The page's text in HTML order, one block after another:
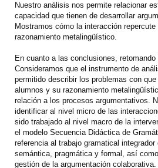
Nuestro análisis nos permite relacionar
capacidad que tienen de desarrollar
Mostramos cómo la interacción repercute
razonamiento metalingüístico.
En cuanto a las conclusiones,
Consideramos que el instrumento de
permitido describir los problemas con
alumnos y su razonamiento
relación a los procesos argumentativos.
identificar al nivel micro de las
sido trabajado al nivel macro de la
el modelo Secuencia Didáctica de
referencia al trabajo gramatical
semántica, pragmática y formal, así
gestión de la argumentación